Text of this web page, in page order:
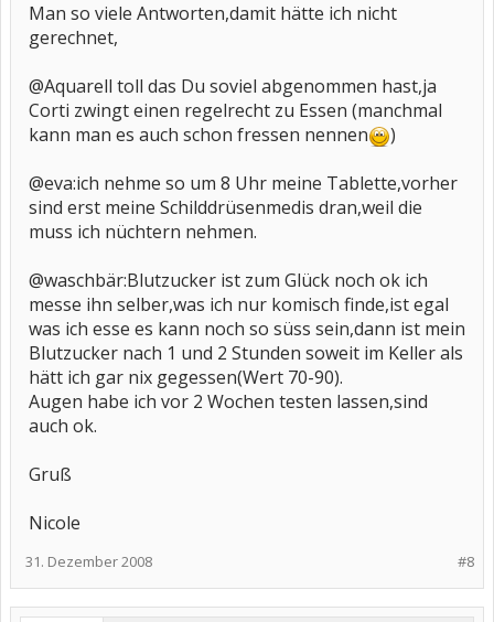
Man so viele Antworten,damit hätte ich nicht
gerechnet,
@Aquarell toll das Du soviel abgenommen hast,ja
Corti zwingt einen regelrecht zu Essen (manchmal
kann man es auch schon fressen nennen
)
@eva:ich nehme so um 8 Uhr meine Tablette,vorher
sind erst meine Schilddrüsenmedis dran,weil die
muss ich nüchtern nehmen.
@waschbär:Blutzucker ist zum Glück noch ok ich
messe ihn selber,was ich nur komisch finde,ist egal
was ich esse es kann noch so süss sein,dann ist mein
Blutzucker nach 1 und 2 Stunden soweit im Keller als
hätt ich gar nix gegessen(Wert 70-90).
Augen habe ich vor 2 Wochen testen lassen,sind
auch ok.
Gruß
Nicole
#8
31. Dezember 2008